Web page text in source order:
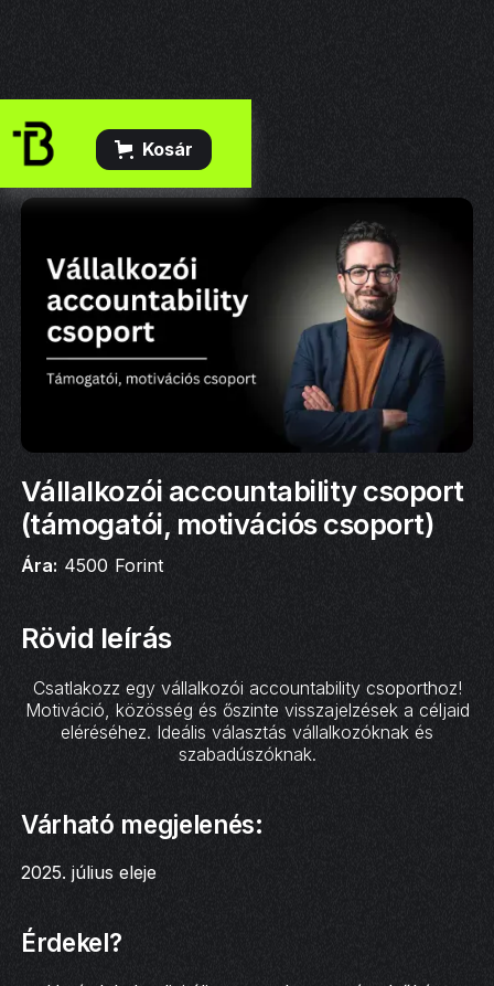
Kosár
Vállalkozói accountability csoport
(támogatói, motivációs csoport)
Ára: 4500 Forint
Rövid leírás
Csatlakozz egy vállalkozói accountability csoporthoz!
Motiváció, közösség és őszinte visszajelzések a céljaid
eléréséhez. Ideális választás vállalkozóknak és
szabadúszóknak.
Várható megjelenés:
2025. július eleje
Érdekel?